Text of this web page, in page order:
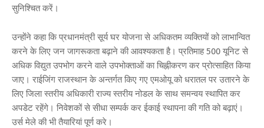
सुनिश्चित करें।
उन्होंने कहा कि प्रधानमंत्री सूर्य घर योजना से अधिकतम व्यक्तियों को लाभान्वित
करने के लिए जन जागरूकता बढ़ाने की आवश्यकता है। प्रतिमाह 500 यूनिट से
अधिक विद्युत उपभोग करने वाले उपभोक्ताओं का चिह्नीकरण कर प्रोत्साहित किया
जाए। राईजिंग राजस्थान के अन्तर्गत किए गए एमओयू को धरातल पर उतारने के
लिए जिला स्तरीय अधिकारी राज्य स्तरीय नोडल के साथ समन्वय स्थापित कर
अपडेट रहेंगे। निवेशकों से सीधा सम्पर्क कर ईकाई स्थापना की गति को बढ़ाएं।
उर्स मेले की भी तैयारियां पूर्ण करे।